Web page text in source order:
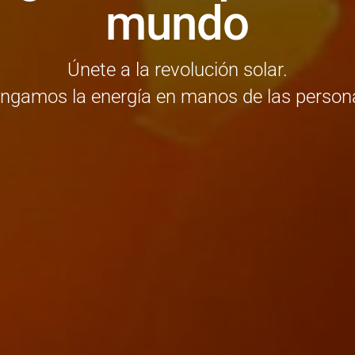
mundo
Únete a la revolución solar.
la energía en manos de las